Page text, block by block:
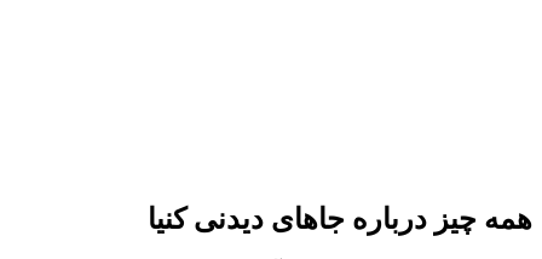
همه چیز درباره جاهای دیدنی کنیا